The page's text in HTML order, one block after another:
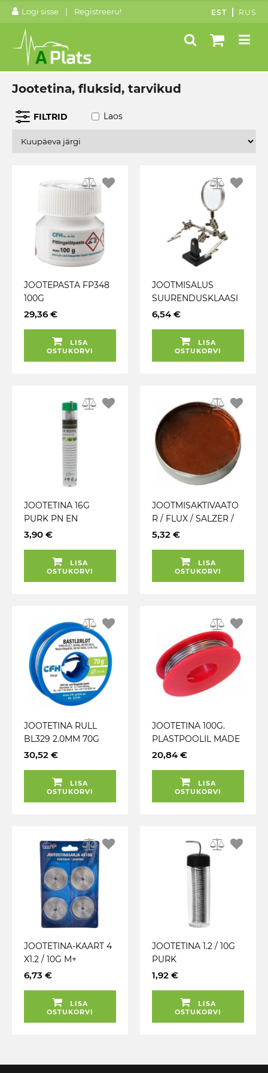
Logi sisse | Registreeru! EST RUS
Jootetina, fluksid, tarvikud
FILTRID Laos
JOOTEPASTA FP348
100G
29,36 €
LISA
OSTUKORVI
JOOTMISALUS
SUURENDUSKLAASI
GA GEKO
6,54 €
LISA
OSTUKORVI
JOOTETINA 16G
PURK PN EN
29453:2000
3,90 €
LISA
OSTUKORVI
JOOTMISAKTIVAATO
R / FLUX / SALZER /
SALTSER
MADE IN SLOVAKIA
TRIUMF
5,32 €
LISA
OSTUKORVI
JOOTETINA RULL
BL329 2.0MM 70G
30,52 €
LISA
OSTUKORVI
JOOTETINA 100G.
PLASTPOOLIL MADE
IN SLOVAKIA TRIUMF
20,84 €
LISA
OSTUKORVI
JOOTETINA-KAART 4
X1.2 / 10G M+
6,73 €
LISA
OSTUKORVI
JOOTETINA 1.2 / 10G
PURK
1,92 €
LISA
OSTUKORVI